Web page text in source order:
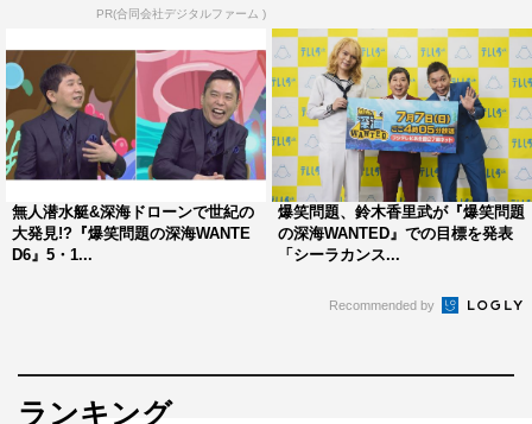
0メートルから1000メートルまでのいろんな水深で深海生
物に会えた。皆さんこれまでより深海を身近な存在に感じ
てくれるんじゃないかなと思います」と語った。
『爆笑問題の深海WANTED９』宝石のように光り輝く深海幼魚（駿河
PR(合同会社デジタルファーム )
無人潜水艇&深海ドローンで世紀の
大発見!?『爆笑問題の深海WANTE
D6』5・1...
爆笑問題、鈴木香里武が『爆笑問題
の深海WANTED』での目標を発表
「シーラカンス...
Recommended by
ランキング